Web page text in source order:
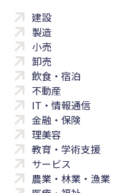
建設
製造
小売
卸売
飲食・宿泊
不動産
IT・情報通信
金融・保険
理美容
教育・学術支援
サービス
農業・林業・漁業